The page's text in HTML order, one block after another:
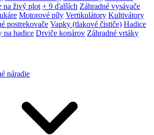
na živý plot + 9 ďalších Záhradné vysávače
Motorové píly Vertikulátory Kultivátory
postrekovače Vapky (tlakové čističe) Hadice
na hadice Drviče konárov Záhradné vrtáky
náradie